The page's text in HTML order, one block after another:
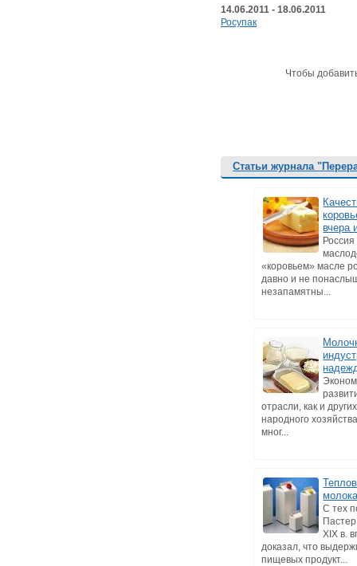
14.06.2011 - 18.06.2011
Росупак
Чтобы
Статьи журнала
вчера
«коровьем» масле
давно и не
незапамятны...
отрасли, как и
народного
мног...
С тех
XIX в.
доказал, что
пищевых продукт...